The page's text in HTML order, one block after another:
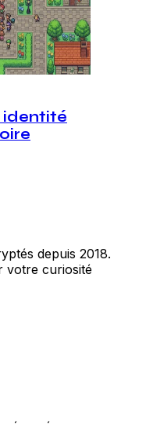
identité
depuis 2018.
votre curiosité